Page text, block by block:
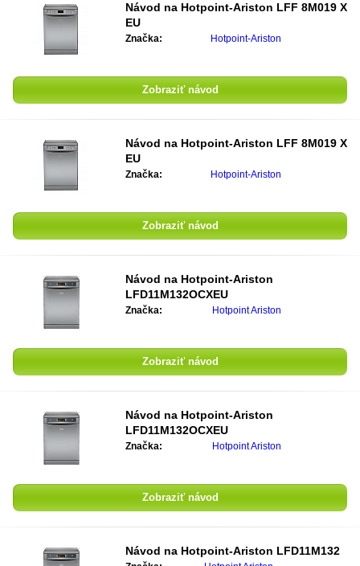
Návod na Hotpoint-Ariston LFF 8M019 X
EU
Značka: Hotpoint-Ariston
Zobraziť návod
Návod na Hotpoint-Ariston LFF 8M019 X
EU
Značka: Hotpoint-Ariston
Zobraziť návod
Návod na Hotpoint-Ariston
LFD11M132OCXEU
Značka: Hotpoint Ariston
Zobraziť návod
Návod na Hotpoint-Ariston
LFD11M132OCXEU
Značka: Hotpoint Ariston
Zobraziť návod
Návod na Hotpoint-Ariston LFD11M132